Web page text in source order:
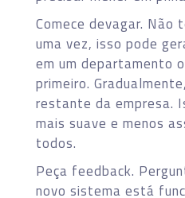
Comece devagar. Não
uma vez, isso pode
em um departamento
primeiro.
restante da empresa.
mais suave e menos
todos.
Peça feedback.
novo sistema está